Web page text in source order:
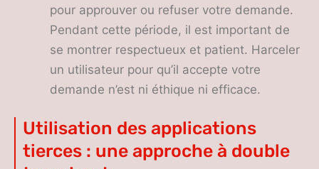
pour approuver ou refuser votre demande.
Pendant cette période, il est important de
se montrer respectueux et patient. Harceler
un utilisateur pour qu’il accepte votre
demande n’est ni éthique ni efficace.
Utilisation des applications
tierces : une approche à double